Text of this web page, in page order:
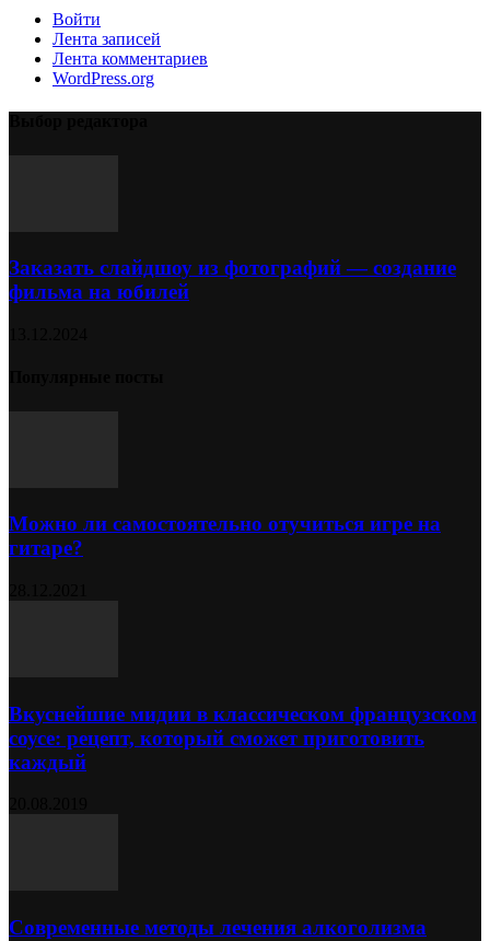
Войти
Лента записей
Лента комментариев
WordPress.org
Заказать слайдшоу из фотографий — создание
фильма на юбилей
Можно ли самостоятельно отучиться игре на
гитаре?
Вкуснейшие мидии в классическом французском
соусе: рецепт, который сможет приготовить
каждый
Современные методы лечения алкоголизма